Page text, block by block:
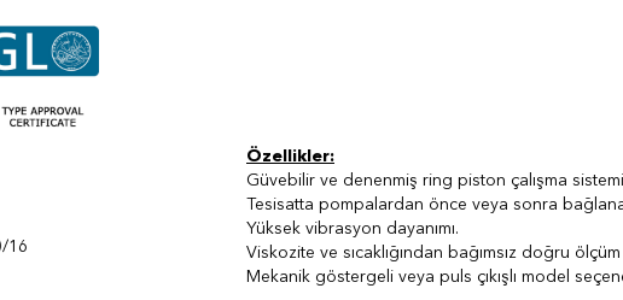
16
Özellikler:
Güvebilir ve denenmiş ring piston çalışma
Tesisatta pompalardan önce veya sonra
Yüksek vibrasyon dayanımı.
Viskozite ve sıcaklığından bağımsız doğru
Mekanik göstergeli veya puls çıkışlı model